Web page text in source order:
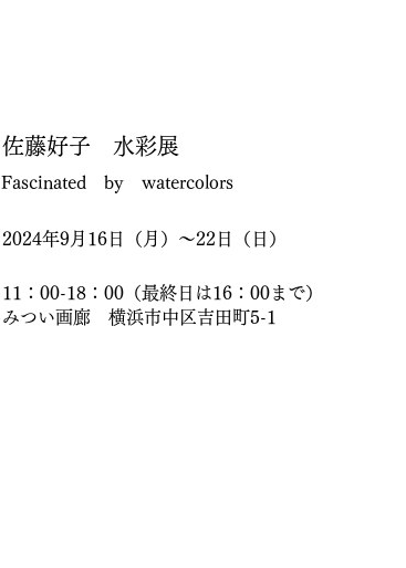
佐藤好子 水彩展
Fascinated by watercolors
2024年9月16日（月）～22日（日）
11：00-18：00（最終日は16：00まで）
みつい画廊 横浜市中区吉田町5-1